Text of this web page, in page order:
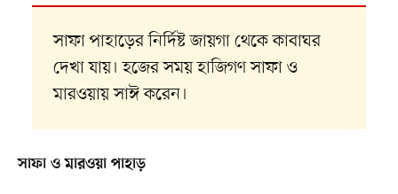
সাফা পাহাড়ের নির্দিষ্ট জায়গা থেকে কাবাঘর
দেখা যায়। হজের সময় হাজিগণ সাফা ও
মারওয়ায় সাঈ করেন।
সাফা ও মারওয়া পাহাড়